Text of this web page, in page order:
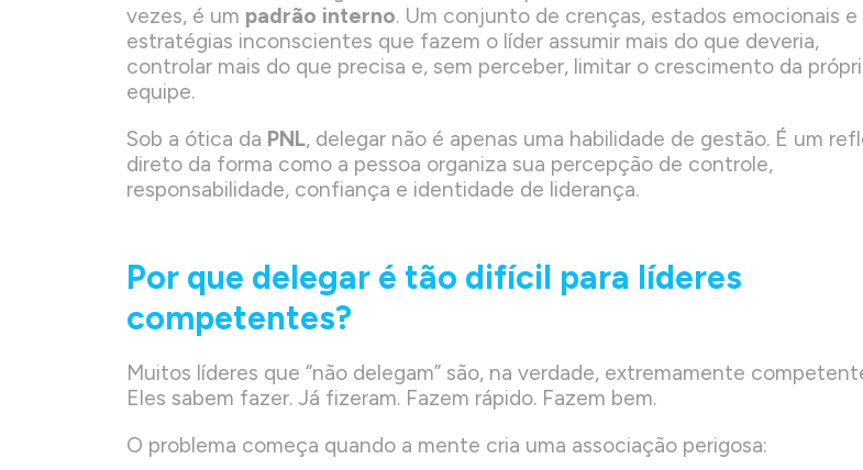
vezes, é um padrão interno. Um conjunto de crenças, estados emocionais e
estratégias inconscientes que fazem o líder assumir mais do que deveria,
controlar mais do que precisa e, sem perceber, limitar o crescimento da
equipe.
Sob a ótica da PNL, delegar não é apenas uma habilidade de gestão. É um
direto da forma como a pessoa organiza sua percepção de controle,
responsabilidade, confiança e identidade de liderança.
Por que delegar é tão difícil para líderes
competentes?
Muitos líderes que “não delegam” são, na verdade, extremamente
Eles sabem fazer. Já fizeram. Fazem rápido. Fazem bem.
O problema começa quando a mente cria uma associação perigosa: